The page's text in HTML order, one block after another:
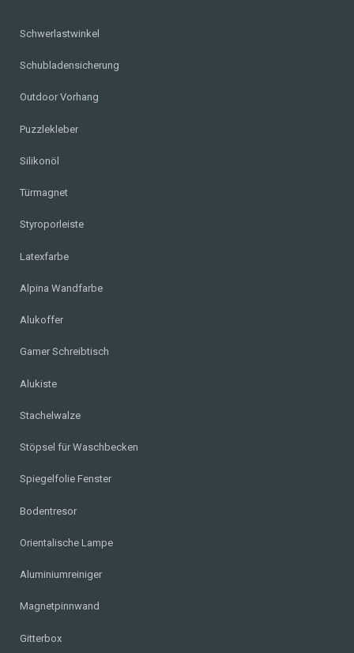
Schwerlastwinkel
Schubladensicherung
Outdoor Vorhang
Puzzlekleber
Silikonöl
Türmagnet
Styroporleiste
Latexfarbe
Alpina Wandfarbe
Alukoffer
Gamer Schreibtisch
Alukiste
Stachelwalze
Stöpsel für Waschbecken
Spiegelfolie Fenster
Bodentresor
Orientalische Lampe
Aluminiumreiniger
Magnetpinnwand
Gitterbox